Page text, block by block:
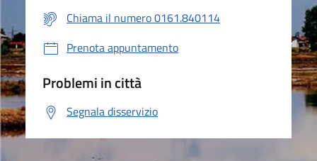
Chiama il numero 0161.840114
Prenota appuntamento
Problemi in città
Segnala disservizio